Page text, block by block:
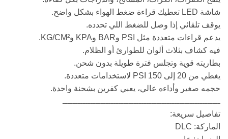
شاشة LED تعطيك قراءة ضغط الهواء بشكل واضح.
يوقف تلقائي إذا وصل للضغط اللي تحدده.
يدعم قراءات متعددة مثل PSI وBAR وKPA وKG/CM².
فيه كشاف بثلاث ألوان للطوارئ أو الظلام.
بطاريته قوية وتجلس فترة طويلة بدون شحن.
يغطي من 20 إلى 150 PSI لاستخدامات متعددة.
حجمه صغير وأداءه عالي، يعبي كفرين بشحنة واحدة.
ــــــــــــــــــــــــــــــــــــــــــــــــــــــــــــــ
تفاصيل سريعة:
الماركة: DLC